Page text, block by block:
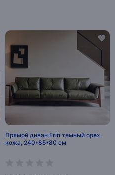
Прямой диван Erin темный орех,
кожа, 240*85*80 см